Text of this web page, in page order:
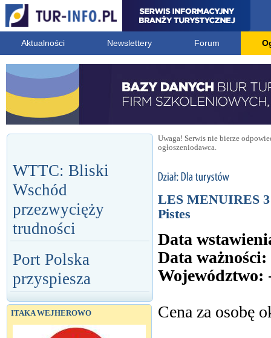
Aktualności Newslettery Forum
WTTC: Bliski
Wschód
przezwycięży
trudności
Port Polska
przyspiesza
ITAKA WEJHEROWO
Uwaga! Serwis nie bierze
ogłoszeniodawca.
LES MENUIRES 3
Pistes
Data
Data ważności:
Województwo:
Cena za osobę